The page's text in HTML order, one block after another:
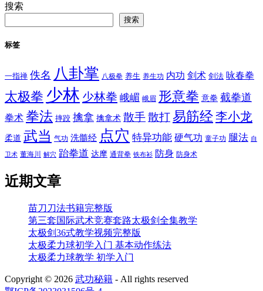
搜索
搜索
标签
一指禅 佚名 八卦掌 八极拳 养生 养生功 内功 剑术 剑法 咏春拳
太极拳 少林 少林拳 峨嵋 峨眉 形意拳 意拳 截拳道
拳术 拳法 摔跤 擒拿 擒拿术 散手散打易筋经李小龙
柔道 武当 气功 洗髓经 点穴 特异功能 硬气功 童子功 腿法 自
卫术 董海川 解穴 跆拳道 达摩 通背拳 铁布衫 防身 防身术
近期文章
苗刀刀法书籍完整版
第三套国际武术竞赛套路太极剑全集教学
太极剑36式教学视频完整版
太极柔力球初学入门 基本动作练法
太极柔力球教学 初学入门
Copyright © 2026 武功秘籍 - All rights reserved